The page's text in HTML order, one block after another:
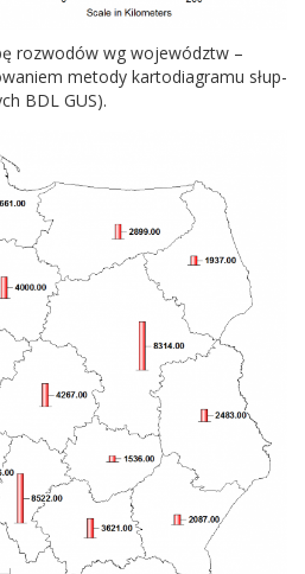
roz­wodów wg wojew­ództw –
metody kar­to­di­a­gramu słup­
BDL GUS).